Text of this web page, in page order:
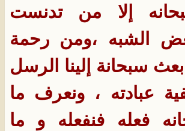
إلا من تدنست
الشبه ،ومن رحمة
بعث سبحانة إلينا الرسل
عبادته ، ونعرف ما
فعله فنفعله و ما